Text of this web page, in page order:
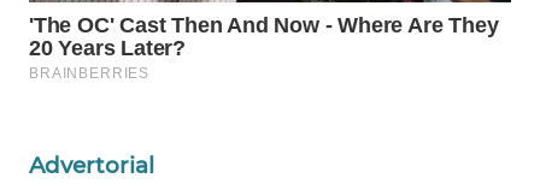
Advertorial
ID
MARTABAT
PLN